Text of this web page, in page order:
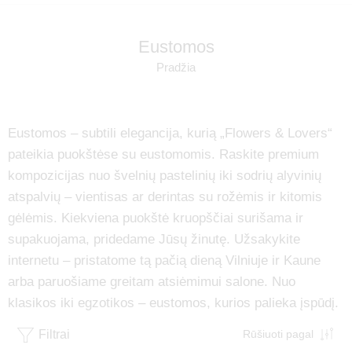
Eustomos
Pradžia
Eustomos – subtili elegancija, kurią „Flowers & Lovers“
pateikia puokštėse su eustomomis. Raskite premium
kompozicijas nuo švelnių pastelinių iki sodrių alyvinių
atspalvių – vientisas ar derintas su rožėmis ir kitomis
gėlėmis. Kiekviena puokštė kruopščiai surišama ir
supakuojama, pridedame Jūsų žinutę. Užsakykite
internetu – pristatome tą pačią dieną Vilniuje ir Kaune
arba paruošiame greitam atsiėmimui salone. Nuo
klasikos iki egzotikos – eustomos, kurios palieka įspūdį.
Filtrai Rūšiuoti pagal